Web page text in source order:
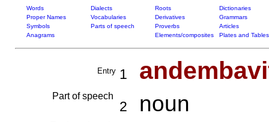
Words Dialects Roots
Dictionaries
Proper Names
Vocabularies Derivatives
Grammars
Symbols
Parts of speech Proverbs
Articles
Anagrams
Elements/composites Plates and Tables
Entry 1
Part of speech
2 noun